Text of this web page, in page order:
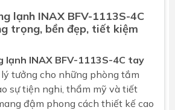
để xem chính sách bảo hành
lạnh INAX BFV-1113S-4C
trọng, bền đẹp, tiết kiệm
lạnh INAX BFV-1113S-4C tay
tưởng cho những phòng tắm
sự tiện nghi, thẩm mỹ và tiết
đậm phong cách thiết kế cao